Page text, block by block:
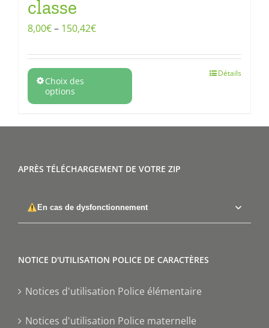
classe
8,00€– 150,42€
Choix des
options
Détails
APRÈS TÉLÉCHARGEMENT DE VOTRE ZIP
En cas de dysfonctionnement
NOTICE D'UTILISATION POLICE DE CARACTÈRES
Notices d'utilisation Police élémentaire
Notices d'utilisation Police maternelle